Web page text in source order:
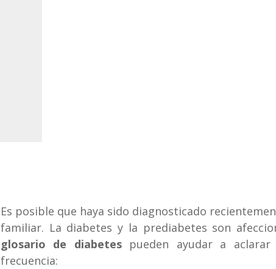
Es posible que haya sido diagnosticado
familiar. La diabetes y la prediabetes son
glosario de diabetespueden ayudar a aclarar
frecuencia: